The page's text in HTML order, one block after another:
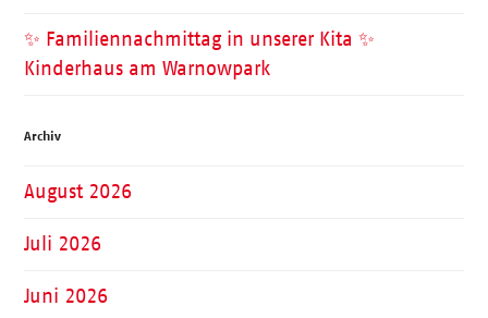
✨ Familiennachmittag in unserer Kita ✨
Kinderhaus am Warnowpark
Archiv
August 2026
Juli 2026
Juni 2026